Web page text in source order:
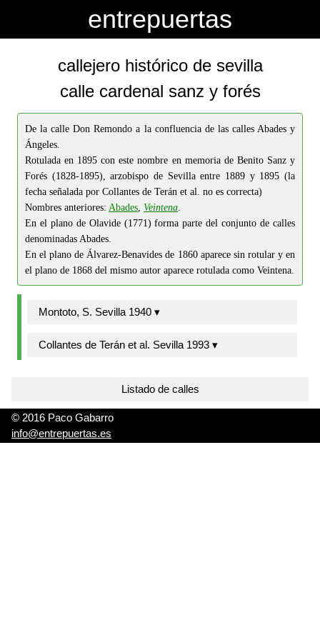
entrepuertas
callejero histórico de sevilla
calle cardenal sanz y forés
De la calle Don Remondo a la confluencia de las calles Abades y
Ángeles.
Rotulada en 1895 con este nombre en memoria de Benito Sanz y
Forés (1828-1895), arzobispo de Sevilla entre 1889 y 1895 (la
fecha señalada por Collantes de Terán et al. no es correcta)
Nombres anteriores: Abades, Veintena.
En el plano de Olavide (1771) forma parte del conjunto de calles
denominadas Abades.
En el plano de Álvarez-Benavides de 1860 aparece sin rotular y en
el plano de 1868 del mismo autor aparece rotulada como Veintena.
Montoto, S. Sevilla 1940 ▾
Collantes de Terán et al. Sevilla 1993 ▾
Listado de calles
© 2016 Paco Gabarro
info@entrepuertas.es